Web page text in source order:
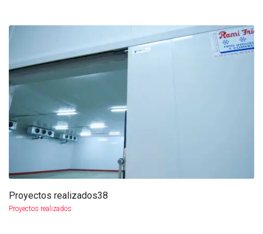
más info
Proyectos realizados38
Proyectos realizados